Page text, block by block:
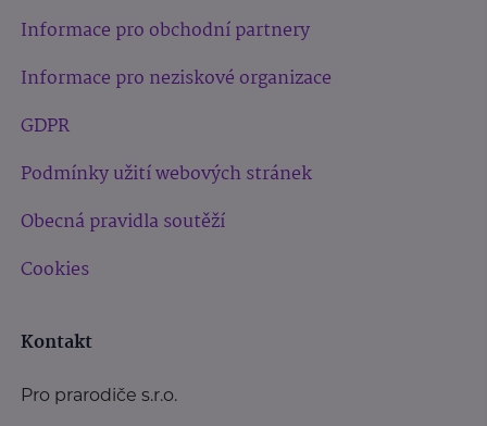
Informace pro obchodní partnery
Informace pro neziskové organizace
GDPR
Podmínky užití webových stránek
Obecná pravidla soutěží
Cookies
Kontakt
Pro prarodiče s.r.o.